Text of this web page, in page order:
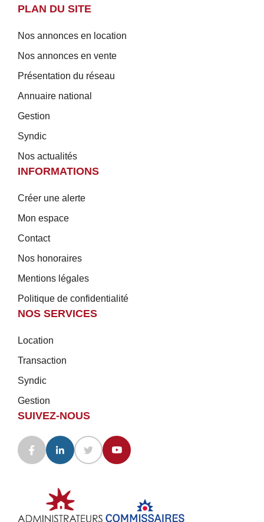
PLAN DU SITE
Nos annonces en location
Nos annonces en vente
Présentation du réseau
Annuaire national
Gestion
Syndic
Nos actualités
INFORMATIONS
Créer une alerte
Mon espace
Contact
Nos honoraires
Mentions légales
Politique de confidentialité
NOS SERVICES
Location
Transaction
Syndic
Gestion
SUIVEZ-NOUS